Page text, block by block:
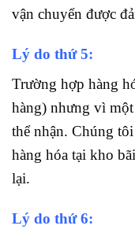
vận chuyển được
Lý do thứ 5:
Trường hợp hàng
hàng) nhưng vì
thể nhận. Chúng
hàng hóa tại kho
lại.
Lý do thứ 6: